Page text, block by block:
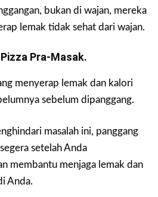
bukan di wajan, mereka
lemak tidak sehat dari wajan.
Pra-Masak.
menyerap lemak dan kalori
sebelum dipanggang.
masalah ini, panggang
setelah Anda
membantu menjaga lemak dan
Anda.